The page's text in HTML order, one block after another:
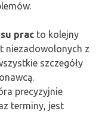
prac to kolejny
niezadowolonych z
szczegóły
precyzyjnie
terminy, jest